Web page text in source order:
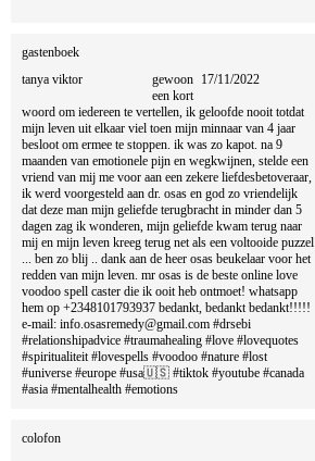
gastenboek
tanya viktor
17/11/2022
gewoon
een kort
woord om iedereen te vertellen, ik geloofde nooit totdat
mijn leven uit elkaar viel toen mijn minnaar van 4 jaar
besloot om ermee te stoppen. ik was zo kapot. na 9
maanden van emotionele pijn en wegkwijnen, stelde een
vriend van mij me voor aan een zekere liefdesbetoveraar,
ik werd voorgesteld aan dr. osas en god zo vriendelijk
dat deze man mijn geliefde terugbracht in minder dan 5
dagen zag ik wonderen, mijn geliefde kwam terug naar
mij en mijn leven kreeg terug net als een voltooide puzzel
... ben zo blij .. dank aan de heer osas beukelaar voor het
redden van mijn leven. mr osas is de beste online love
voodoo spell caster die ik ooit heb ontmoet! whatsapp
hem op +2348101793937 bedankt, bedankt bedankt!!!!!
e-mail: info.osasremedy@gmail.com #drsebi
#relationshipadvice #traumahealing #love #lovequotes
#spiritualiteit #lovespells #voodoo #nature #lost
#universe #europe #usa🇺🇸 #tiktok #youtube #canada
#asia #mentalhealth #emotions
colofon